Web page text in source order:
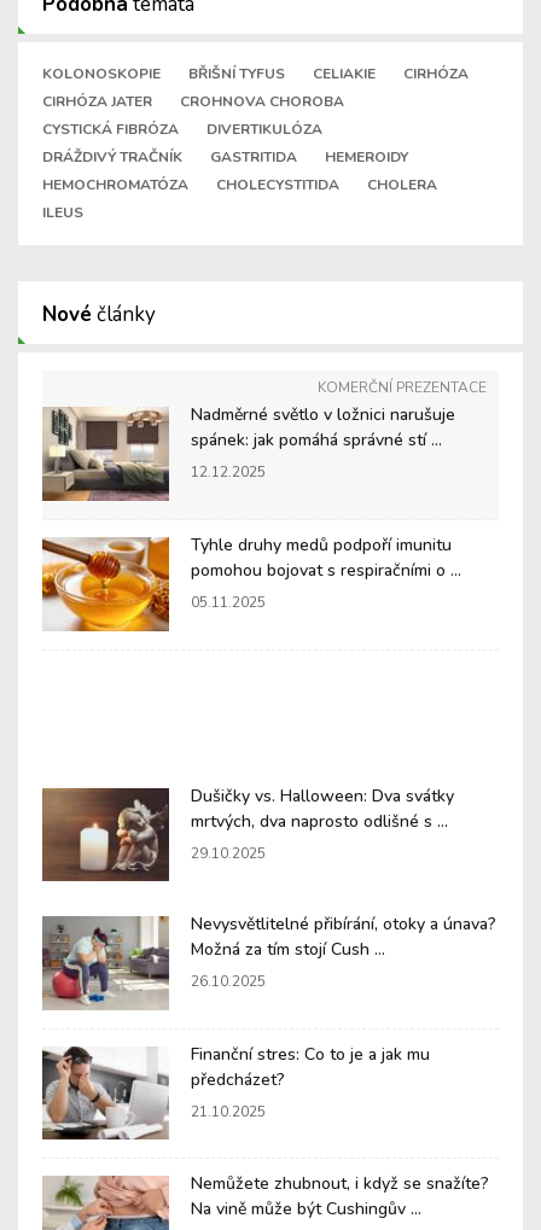
KOLONOSKOPIE BŘIŠNÍ TYFUS CELIAKIE
CIRHÓZA
CIRHÓZA JATER
CROHNOVA CHOROBA
CYSTICKÁ FIBRÓZA
DIVERTIKULÓZA
DRÁŽDIVÝ TRAČNÍK
GASTRITIDA
HEMEROIDY
HEMOCHROMATÓZA
CHOLECYSTITIDA
CHOLERA
ILEUS
Nové články
KOMERČNÍ PREZENTACE
Nadměrné světlo v ložnici narušuje
spánek: jak pomáhá správné stí ...
12.12.2025
Tyhle druhy medů podpoří imunitu
pomohou bojovat s respiračními o ...
05.11.2025
Dušičky vs. Halloween: Dva svátky
mrtvých, dva naprosto odlišné s ...
29.10.2025
Nevysvětlitelné přibírání, otoky a únava?
Možná za tím stojí Cush ...
26.10.2025
Finanční stres: Co to je a jak mu
předcházet?
21.10.2025
Nemůžete zhubnout, i když se snažíte?
Na vině může být Cushingův ...